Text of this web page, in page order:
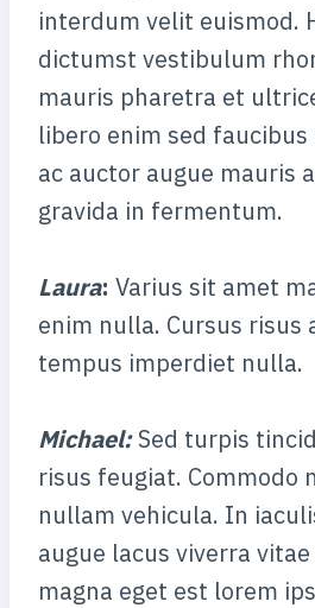
interdum velit euismod.
dictumst vestibulum
mauris pharetra et
libero enim sed
ac auctor augue mauris
gravida in fermentum.
Laura: Varius sit amet
enim nulla. Cursus risus
tempus imperdiet nulla.
Michael:Sed turpis
risus feugiat. Commodo
nullam vehicula. In
augue lacus viverra
magna eget est lorem